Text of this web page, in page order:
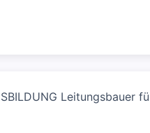
Leitungsbauer